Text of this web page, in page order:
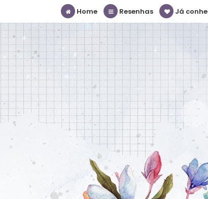
Home Resenhas Já